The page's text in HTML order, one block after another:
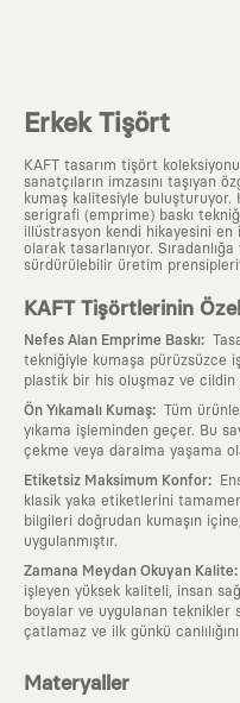
Erkek Tişört
KAFT tasarım tişört
sanatçıların imzasını taşıyan
kumaş kalitesiyle buluşturuyor.
serigrafi (emprime) baskı
illüstrasyon kendi hikayesini
olarak tasarlanıyor.
sürdürülebilir üretim
KAFT Tişörtlerinin
Nefes Alan Emprime Baskı:
tekniğiyle kumaşa pürüzsüzce
plastik bir his oluşmaz ve cildin
Ön Yıkamalı Kumaş: Tüm
yıkama işleminden geçer. Bu
çekme veya daralma yaşama
Etiketsiz Maksimum Konfor:
klasik yaka etiketlerini
bilgileri doğrudan kumaşın
uygulanmıştır.
Zamana Meydan Okuyan Kalite:
işleyen yüksek kaliteli, insan
boyalar ve uygulanan teknikler
çatlamaz ve ilk günkü
Materyaller